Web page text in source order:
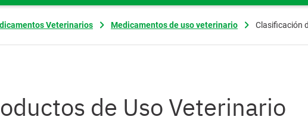
Veterinarios Medicamentos de uso veterinario Clasificación
de Uso Veterinario